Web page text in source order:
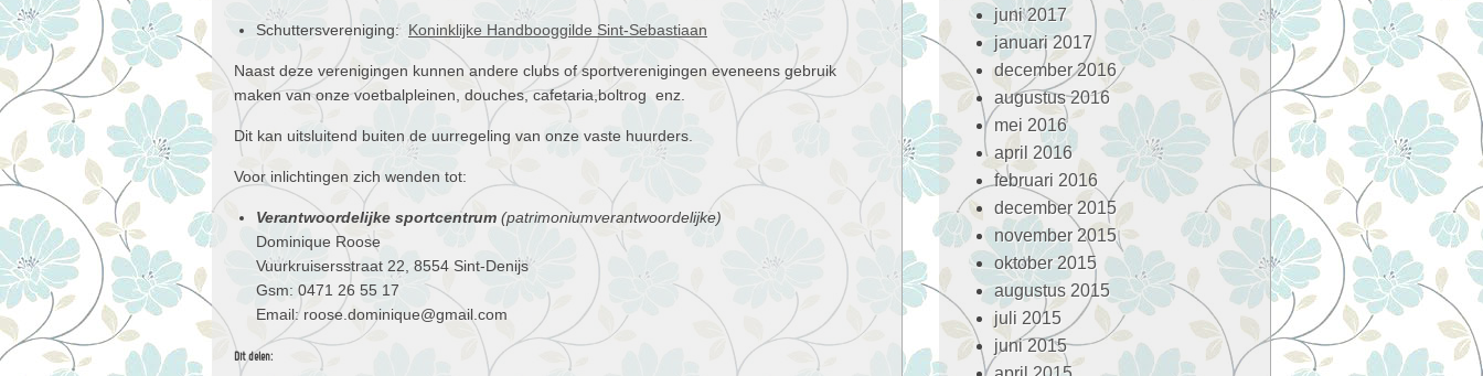
Schuttersvereniging: Koninklijke Handbooggilde Sint-Sebastiaan
Naast deze verenigingen kunnen andere clubs of sportverenigingen eveneens gebruik
maken van onze voetbalpleinen, douches, cafetaria,boltrog enz.
Dit kan uitsluitend buiten de uurregeling van onze vaste huurders.
Voor inlichtingen zich wenden tot:
Verantwoordelijke sportcentrum (patrimoniumverantwoordelijke)
Dominique Roose
Vuurkruisersstraat 22, 8554 Sint-Denijs
Gsm: 0471 26 55 17
Email: roose.dominique@gmail.com
Dit delen:
juni 2017
januari 2017
december 2016
augustus 2016
mei 2016
april 2016
februari 2016
december 2015
november 2015
oktober 2015
augustus 2015
juli 2015
juni 2015